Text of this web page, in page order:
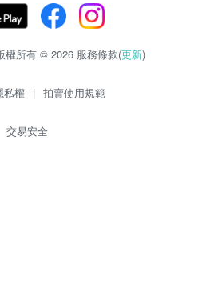
權所有 © 2026 服務條款(更新)
私權 | 拍賣使用規範
交易安全